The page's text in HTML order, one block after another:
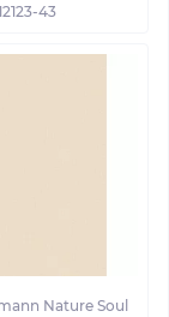
43
Nature Soul